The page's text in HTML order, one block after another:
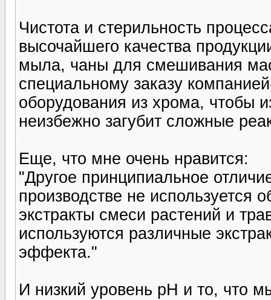
Чистота и стерильность
высочайшего качества
мыла, чаны для смешивания
специальному заказу
оборудования из хрома, чтобы
неизбежно загубит сложные
Еще, что мне очень нравится:
"Другое принципиальное
производстве не используется
экстракты смеси растений и
используются различные
эффекта."
И низкий уровень pH и то, что